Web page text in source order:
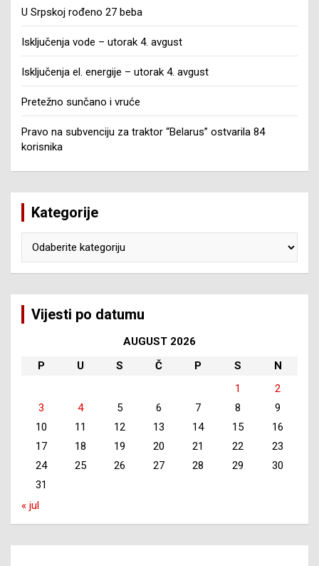
U Srpskoj rođeno 27 beba
Isključenja vode – utorak 4. avgust
Isključenja el. energije – utorak 4. avgust
Pretežno sunčano i vruće
Pravo na subvenciju za traktor “Belarus” ostvarila 84
korisnika
Kategorije
Vijesti po datumu
AUGUST 2026
P
U S Č P S
N
1
2
3
4 5 6 7 8
9
10
11 12 13 14 15
16
17
18 19 20 21 22
23
24
25 26 27 28 29
30
31
« jul